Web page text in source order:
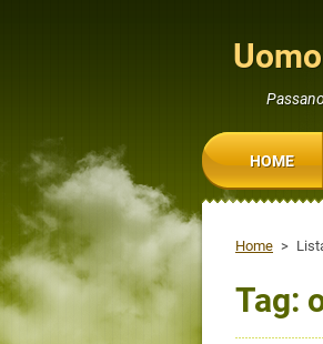
Home >
Tag:
HOME